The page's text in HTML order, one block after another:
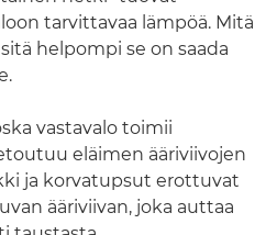
tarvittavaa lämpöä. Mitä
helpompi se on saada
vastavalo toimii
eläimen ääriviivojen
ja korvatupsut erottuvat
ääriviivan, joka auttaa